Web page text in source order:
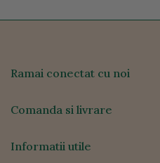
Ramai conectat cu noi
Comanda si livrare
Informatii utile